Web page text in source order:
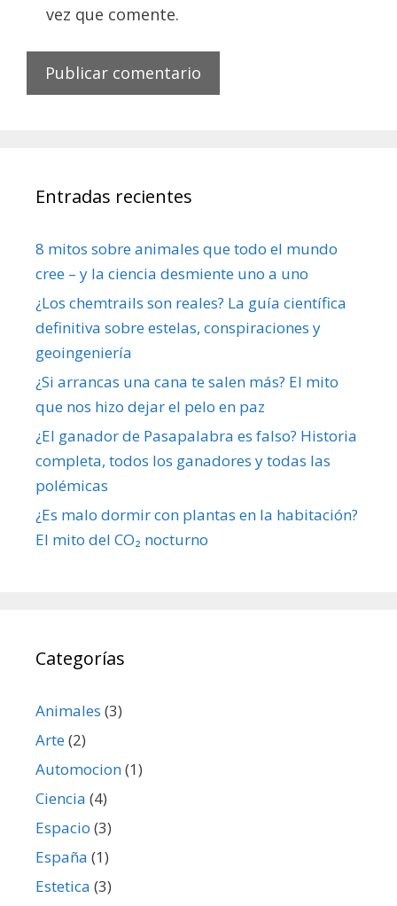
vez que comente.
Entradas recientes
8 mitos sobre animales que todo el mundo
cree – y la ciencia desmiente uno a uno
¿Los chemtrails son reales? La guía científica
definitiva sobre estelas, conspiraciones y
geoingeniería
¿Si arrancas una cana te salen más? El mito
que nos hizo dejar el pelo en paz
¿El ganador de Pasapalabra es falso? Historia
completa, todos los ganadores y todas las
polémicas
¿Es malo dormir con plantas en la habitación?
El mito del CO₂ nocturno
Categorías
Animales (3)
Arte(2)
Automocion(1)
Ciencia (4)
Espacio (3)
España (1)
Estetica (3)